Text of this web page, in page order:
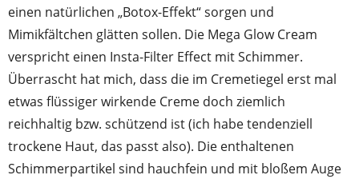
einen natürlichen „Botox-Effekt“ sorgen und
Mimikfältchen glätten sollen. Die Mega Glow Cream
verspricht einen Insta-Filter Effect mit Schimmer.
Überrascht hat mich, dass die im Cremetiegel erst mal
etwas flüssiger wirkende Creme doch ziemlich
reichhaltig bzw. schützend ist (ich habe tendenziell
trockene Haut, das passt also). Die enthaltenen
Schimmerpartikel sind hauchfein und mit bloßem Auge